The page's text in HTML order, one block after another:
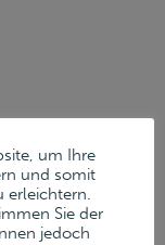
um Ihre
und somit
erleichtern.
Sie der
jedoch